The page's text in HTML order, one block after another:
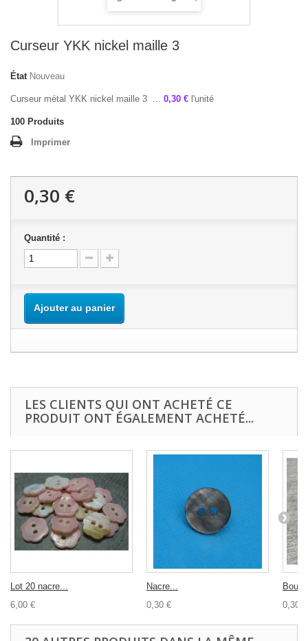
Curseur YKK nickel maille 3
État Nouveau
Curseur métal YKK nickel maille 3 ... 0,30 € l'unité
100 Produits
Imprimer
0,30 €
Quantité :
Ajouter au panier
LES CLIENTS QUI ONT ACHETÉ CE
PRODUIT ONT ÉGALEMENT ACHETÉ...
Lot 20 nacre...
6,00 €
Nacre...
0,30 €
0,30 €